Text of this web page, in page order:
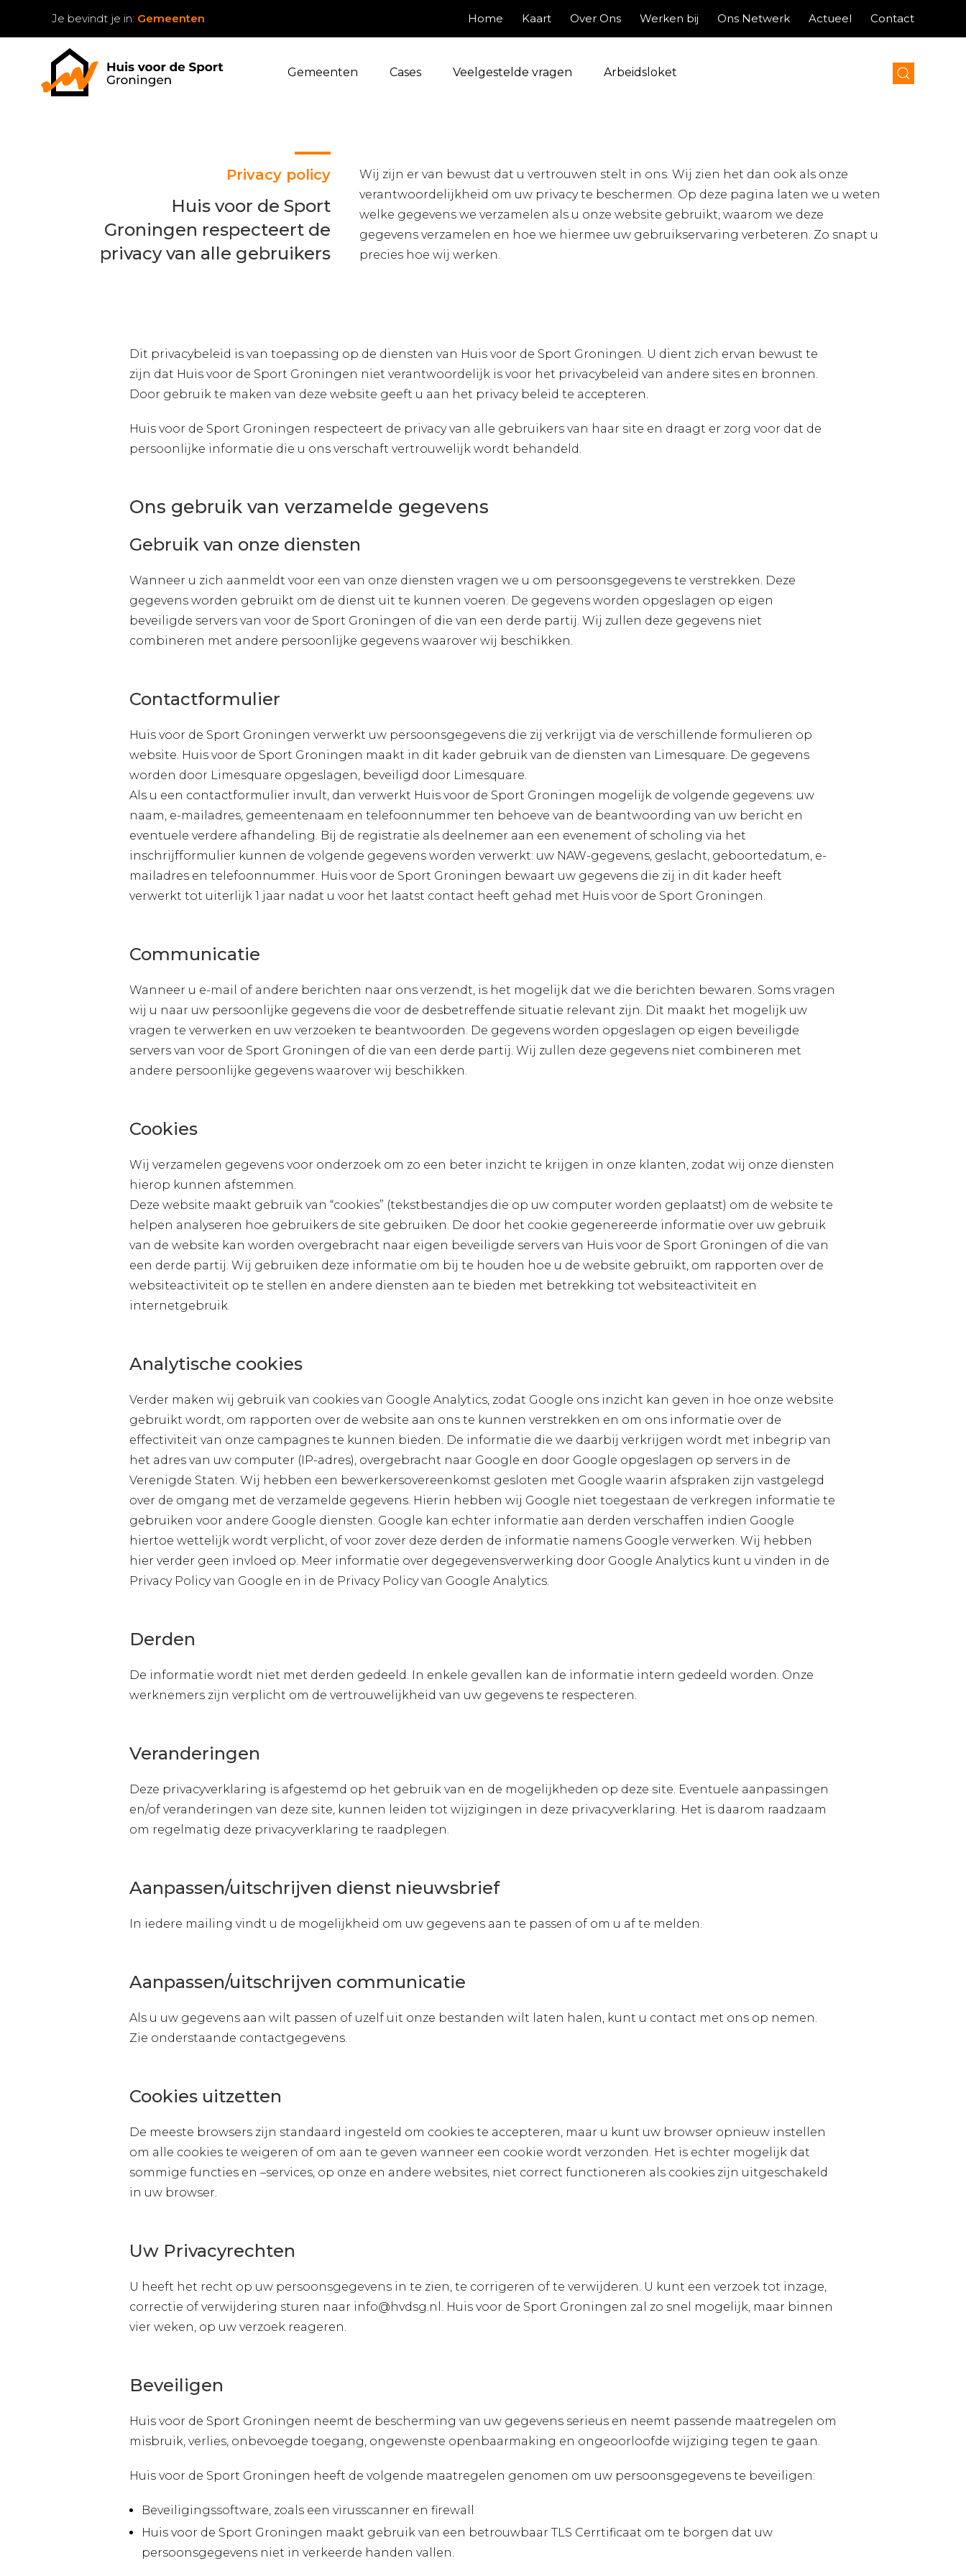
Je bevindt je in: Gemeenten Home Kaart Over Ons Werken bij Ons Netwerk Actueel Contact
Gemeenten Cases Veelgestelde vragen Arbeidsloket
Privacy policy
Huis voor de Sport
Groningen respecteert de
privacy van alle gebruikers
Wij zijn er van bewust dat u vertrouwen stelt in ons. Wij zien het dan ook als onze
verantwoordelijkheid om uw privacy te beschermen. Op deze pagina laten we u weten
welke gegevens we verzamelen als u onze website gebruikt, waarom we deze
gegevens verzamelen en hoe we hiermee uw gebruikservaring verbeteren. Zo snapt u
precies hoe wij werken.
Dit privacybeleid is van toepassing op de diensten van Huis voor de Sport Groningen. U dient zich ervan bewust te
zijn dat Huis voor de Sport Groningen niet verantwoordelijk is voor het privacybeleid van andere sites en bronnen.
Door gebruik te maken van deze website geeft u aan het privacy beleid te accepteren.
Huis voor de Sport Groningen respecteert de privacy van alle gebruikers van haar site en draagt er zorg voor dat de
persoonlijke informatie die u ons verschaft vertrouwelijk wordt behandeld.
Ons gebruik van verzamelde gegevens
Gebruik van onze diensten
Wanneer u zich aanmeldt voor een van onze diensten vragen we u om persoonsgegevens te verstrekken. Deze
gegevens worden gebruikt om de dienst uit te kunnen voeren. De gegevens worden opgeslagen op eigen
beveiligde servers van voor de Sport Groningen of die van een derde partij. Wij zullen deze gegevens niet
combineren met andere persoonlijke gegevens waarover wij beschikken.
Contactformulier
Huis voor de Sport Groningen verwerkt uw persoonsgegevens die zij verkrijgt via de verschillende formulieren op
website. Huis voor de Sport Groningen maakt in dit kader gebruik van de diensten van Limesquare. De gegevens
worden door Limesquare opgeslagen, beveiligd door Limesquare.
Als u een contactformulier invult, dan verwerkt Huis voor de Sport Groningen mogelijk de volgende gegevens: uw
naam, e-mailadres, gemeentenaam en telefoonnummer ten behoeve van de beantwoording van uw bericht en
eventuele verdere afhandeling. Bij de registratie als deelnemer aan een evenement of scholing via het
inschrijfformulier kunnen de volgende gegevens worden verwerkt: uw NAW-gegevens, geslacht, geboortedatum, e-
mailadres en telefoonnummer. Huis voor de Sport Groningen bewaart uw gegevens die zij in dit kader heeft
verwerkt tot uiterlijk 1 jaar nadat u voor het laatst contact heeft gehad met Huis voor de Sport Groningen.
Communicatie
Wanneer u e-mail of andere berichten naar ons verzendt, is het mogelijk dat we die berichten bewaren. Soms vragen
wij u naar uw persoonlijke gegevens die voor de desbetreffende situatie relevant zijn. Dit maakt het mogelijk uw
vragen te verwerken en uw verzoeken te beantwoorden. De gegevens worden opgeslagen op eigen beveiligde
servers van voor de Sport Groningen of die van een derde partij. Wij zullen deze gegevens niet combineren met
andere persoonlijke gegevens waarover wij beschikken.
Cookies
Wij verzamelen gegevens voor onderzoek om zo een beter inzicht te krijgen in onze klanten, zodat wij onze diensten
hierop kunnen afstemmen.
Deze website maakt gebruik van “cookies” (tekstbestandjes die op uw computer worden geplaatst) om de website te
helpen analyseren hoe gebruikers de site gebruiken. De door het cookie gegenereerde informatie over uw gebruik
van de website kan worden overgebracht naar eigen beveiligde servers van Huis voor de Sport Groningen of die van
een derde partij. Wij gebruiken deze informatie om bij te houden hoe u de website gebruikt, om rapporten over de
websiteactiviteit op te stellen en andere diensten aan te bieden met betrekking tot websiteactiviteit en
internetgebruik.
Analytische cookies
Verder maken wij gebruik van cookies van Google Analytics, zodat Google ons inzicht kan geven in hoe onze website
gebruikt wordt, om rapporten over de website aan ons te kunnen verstrekken en om ons informatie over de
effectiviteit van onze campagnes te kunnen bieden. De informatie die we daarbij verkrijgen wordt met inbegrip van
het adres van uw computer (IP-adres), overgebracht naar Google en door Google opgeslagen op servers in de
Verenigde Staten. Wij hebben een bewerkersovereenkomst gesloten met Google waarin afspraken zijn vastgelegd
over de omgang met de verzamelde gegevens. Hierin hebben wij Google niet toegestaan de verkregen informatie te
gebruiken voor andere Google diensten. Google kan echter informatie aan derden verschaffen indien Google
hiertoe wettelijk wordt verplicht, of voor zover deze derden de informatie namens Google verwerken. Wij hebben
hier verder geen invloed op. Meer informatie over degegevensverwerking door Google Analytics kunt u vinden in de
Privacy Policy van Google en in de Privacy Policy van Google Analytics.
Derden
De informatie wordt niet met derden gedeeld. In enkele gevallen kan de informatie intern gedeeld worden. Onze
werknemers zijn verplicht om de vertrouwelijkheid van uw gegevens te respecteren.
Veranderingen
Deze privacyverklaring is afgestemd op het gebruik van en de mogelijkheden op deze site. Eventuele aanpassingen
en/of veranderingen van deze site, kunnen leiden tot wijzigingen in deze privacyverklaring. Het is daarom raadzaam
om regelmatig deze privacyverklaring te raadplegen.
Aanpassen/uitschrijven dienst nieuwsbrief
In iedere mailing vindt u de mogelijkheid om uw gegevens aan te passen of om u af te melden.
Aanpassen/uitschrijven communicatie
Als u uw gegevens aan wilt passen of uzelf uit onze bestanden wilt laten halen, kunt u contact met ons op nemen.
Zie onderstaande contactgegevens.
Cookies uitzetten
De meeste browsers zijn standaard ingesteld om cookies te accepteren, maar u kunt uw browser opnieuw instellen
om alle cookies te weigeren of om aan te geven wanneer een cookie wordt verzonden. Het is echter mogelijk dat
sommige functies en –services, op onze en andere websites, niet correct functioneren als cookies zijn uitgeschakeld
in uw browser.
Uw Privacyrechten
U heeft het recht op uw persoonsgegevens in te zien, te corrigeren of te verwijderen. U kunt een verzoek tot inzage,
correctie of verwijdering sturen naar info@hvdsg.nl. Huis voor de Sport Groningen zal zo snel mogelijk, maar binnen
vier weken, op uw verzoek reageren.
Beveiligen
Huis voor de Sport Groningen neemt de bescherming van uw gegevens serieus en neemt passende maatregelen om
misbruik, verlies, onbevoegde toegang, ongewenste openbaarmaking en ongeoorloofde wijziging tegen te gaan.
Huis voor de Sport Groningen heeft de volgende maatregelen genomen om uw persoonsgegevens te beveiligen:
Beveiligingssoftware, zoals een virusscanner en firewall
Huis voor de Sport Groningen maakt gebruik van een betrouwbaar TLS Cerrtificaat om te borgen dat uw
persoonsgegevens niet in verkeerde handen vallen.